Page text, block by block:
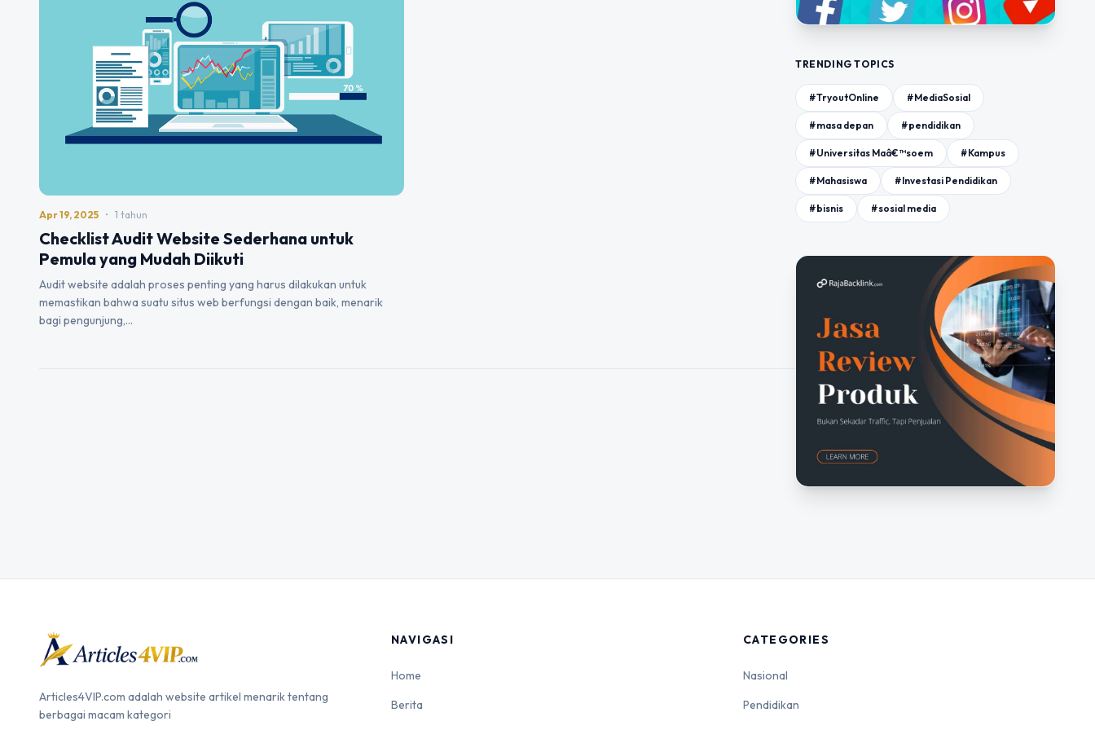
Apr 19, 2025 • 1 tahun
Checklist Audit Website Sederhana untuk
Pemula yang Mudah Diikuti
Audit website adalah proses penting yang harus dilakukan untuk
memastikan bahwa suatu situs web berfungsi dengan baik, menarik
bagi pengunjung,…
TRENDING TOPICS
#TryoutOnline #MediaSosial
#masa depan #pendidikan
#Universitas Maâ€™soem #Kampus
#Mahasiswa #Investasi Pendidikan
#bisnis #sosial media
Articles4VIP.com adalah website artikel menarik tentang
berbagai macam kategori
NAVIGASI
Home
Berita
CATEGORIES
Nasional
Pendidikan